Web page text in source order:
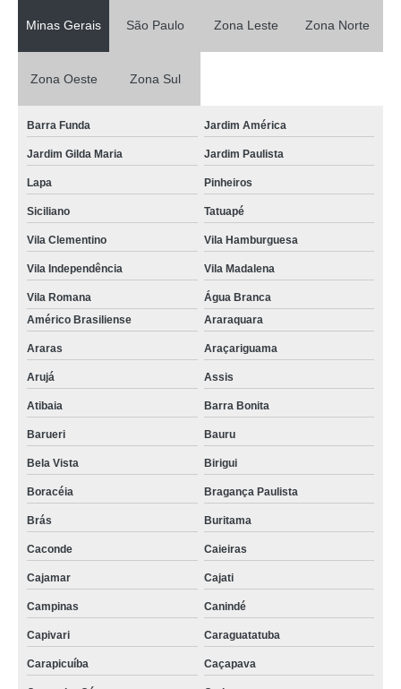
Minas Gerais São Paulo Zona Leste Zona Norte
Zona Oeste Zona Sul
Barra Funda Jardim América
Jardim Gilda Maria Jardim Paulista
Lapa Pinheiros
Siciliano Tatuapé
Vila Clementino Vila Hamburguesa
Vila Independência Vila Madalena
Vila Romana
Água Branca
Américo Brasiliense
Araraquara
Araras Araçariguama
Arujá Assis
Atibaia Barra Bonita
Barueri Bauru
Bela Vista Birigui
Boracéia Bragança Paulista
Brás Buritama
Caconde Caieiras
Cajamar Cajati
Campinas Canindé
Capivari Caraguatatuba
Carapicuíba Caçapava